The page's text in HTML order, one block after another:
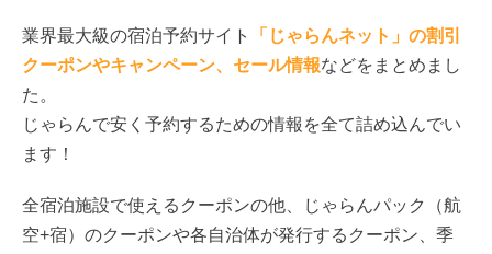
業界最大級の宿泊予約サイト
「じゃらんネット」の割引
クーポンやキャンペーン、セール情報などをまとめまし
た。
じゃらんで安く予約するための情報を全て詰め込んでい
ます！
全宿泊施設で使えるクーポンの他、じゃらんパック（航
空+宿）のクーポンや各自治体が発行するクーポン、季